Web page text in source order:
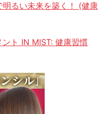
るい未来を築く！ (健康
ト IN MIST: 健康習慣